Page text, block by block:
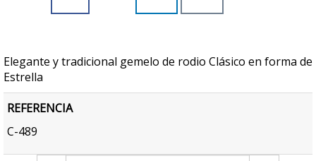
Elegante y tradicional gemelo de rodio Clásico en forma de
Estrella
REFERENCIA
C-489